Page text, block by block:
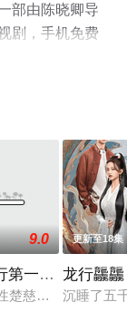
部由陈晓卿导
剧，手机免费
影院，热播电
，真实再现了中
9.0
第一季：我和诗
楚慈与穿越而来的
更新至18集
龙行龘龘
沉睡了五